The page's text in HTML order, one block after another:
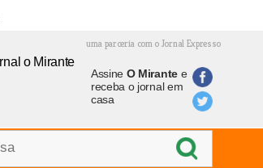
uma parceria com o Jornal Expresso
Assine O Mirantee
receba o jornal em
casa